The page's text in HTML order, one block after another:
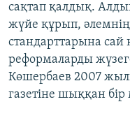
сақтап қалдық.
жүйе құрып,
стандарттарына сай
реформаларды
Көшербаев 2007
газетіне шыққан